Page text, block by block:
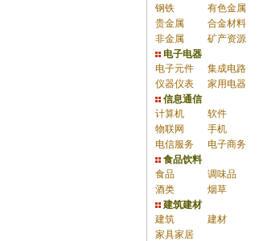
钢铁
有色金属
贵金属
合金材料
非金属
矿产资源
电子电器
电子元件
集成电路
仪器仪表
家用电器
信息通信
计算机
软件
物联网
手机
电信服务
电子商务
食品饮料
食品
调味品
酒类
烟草
建筑建材
建筑
建材
家具家居